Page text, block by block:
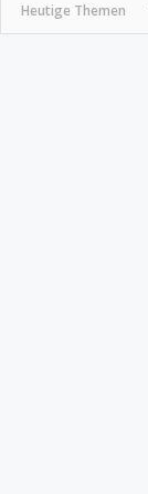
Heutige Themen